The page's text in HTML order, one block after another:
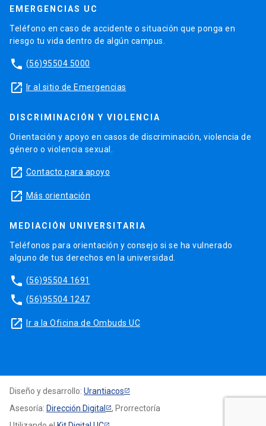
EMERGENCIAS UC
Teléfono en caso de accidente o situación que ponga en
riesgo tu vida dentro de algún campus.
phone (56)95504 5000
launch Ir al sitio de Emergencias
DISCRIMINACIÓN Y VIOLENCIA
Orientación y apoyo en casos de discriminación, violencia de
género o violencia sexual.
launch Contacto para apoyo
launch Más orientación
MEDIACIÓN UNIVERSITARIA
Teléfonos para orientación y consejo si se ha vulnerado
alguno de tus derechos en la universidad.
phone (56)95504 1691
phone (56)95504 1247
launch Ir a la Oficina de Ombuds UC
Diseño y desarrollo: Urantiacos
Asesoría: Dirección Digital
, Prorrectoría